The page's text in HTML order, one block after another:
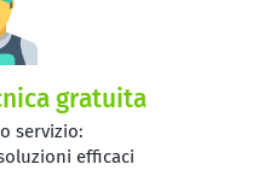
gratuita
servizio:
efficaci